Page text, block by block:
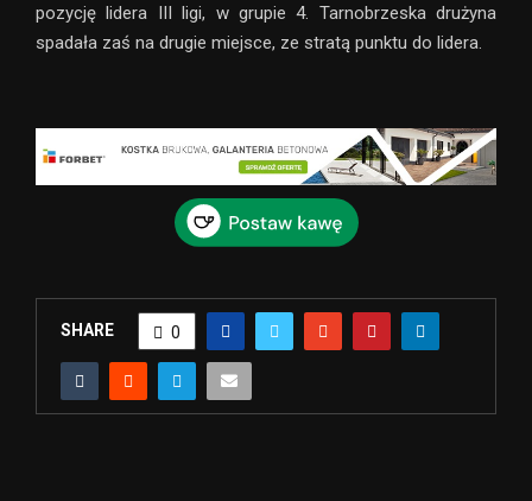
pozycję lidera III ligi, w grupie 4. Tarnobrzeska drużyna
spadała zaś na drugie miejsce, ze stratą punktu do lidera.
SHARE 0